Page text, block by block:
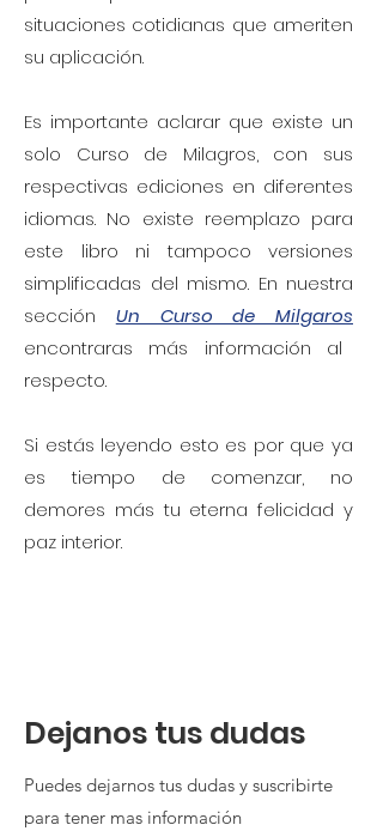
situaciones cotidianas que ameriten
su aplicación.
Es importante aclarar que existe un
solo Curso de Milagros, con sus
respectivas ediciones en diferentes
idiomas. No existe reemplazo para
este libro ni tampoco versiones
simplificadas del mismo. En nuestra
sección Un Curso de Milgaros
encontraras más información al
respecto.
Si estás leyendo esto es por que ya
es tiempo de comenzar, no
demores más tu eterna felicidad y
paz interior.
Dejanos tus dudas
Puedes dejarnos tus dudas y suscribirte
para tener mas información